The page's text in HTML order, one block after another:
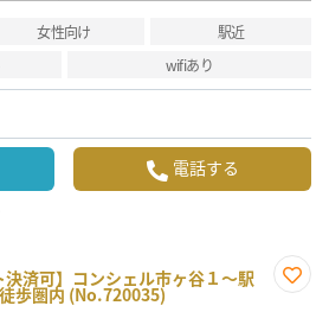
女性向け
駅近
wifiあり
電話する
決済可】コンシェル市ヶ谷１～駅
歩圏内 (No.720035)